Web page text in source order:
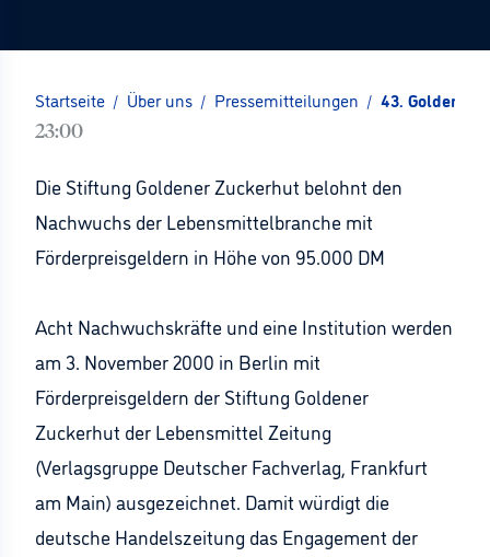
Startseite / Über uns / Pressemitteilungen / 43. Goldener
23:00
Die Stiftung Goldener Zuckerhut belohnt den
Nachwuchs der Lebensmittelbranche mit
Förderpreisgeldern in Höhe von 95.000 DM
Acht Nachwuchskräfte und eine Institution werden
am 3. November 2000 in Berlin mit
Förderpreisgeldern der Stiftung Goldener
Zuckerhut der Lebensmittel Zeitung
(Verlagsgruppe Deutscher Fachverlag, Frankfurt
am Main) ausgezeichnet. Damit würdigt die
deutsche Handelszeitung das Engagement der